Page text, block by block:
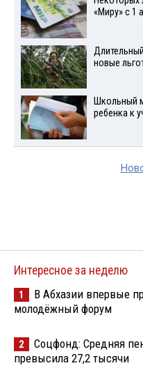
«Миру» с 1
новые
Школьный
ребенка к
Интересное за неделю
1
В Абхазии впервые
молодёжный форум
2
Соцфонд: Средняя
превысила 27,2 тысячи